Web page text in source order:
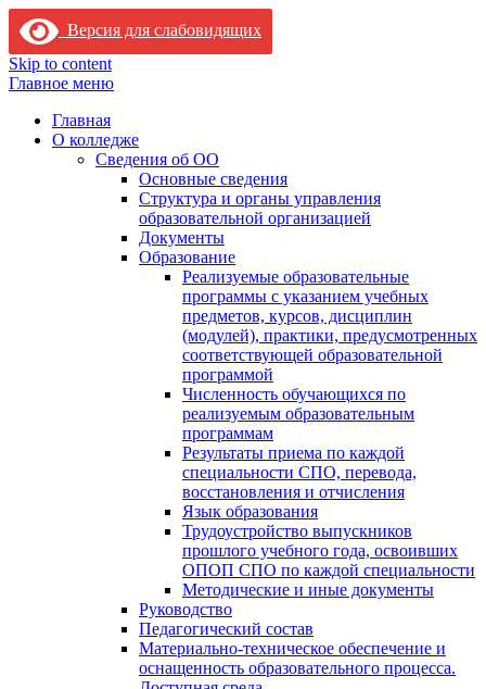
Версия для слабовидящих
Skip to content
Главное меню
Главная
О колледже
Сведения об ОО
Основные сведения
Структура и органы управления
образовательной организацией
Документы
Образование
Реализуемые образовательные
программы с указанием учебных
предметов, курсов, дисциплин
(модулей), практики, предусмотренных
соответствующей образовательной
программой
Численность обучающихся по
реализуемым образовательным
программам
Результаты приема по каждой
специальности СПО, перевода,
восстановления и отчисления
Язык образования
Трудоустройство выпускников
прошлого учебного года, освоивших
ОПОП СПО по каждой специальности
Методические и иные документы
Руководство
Педагогический состав
Материально-техническое обеспечение и
оснащенность образовательного процесса.